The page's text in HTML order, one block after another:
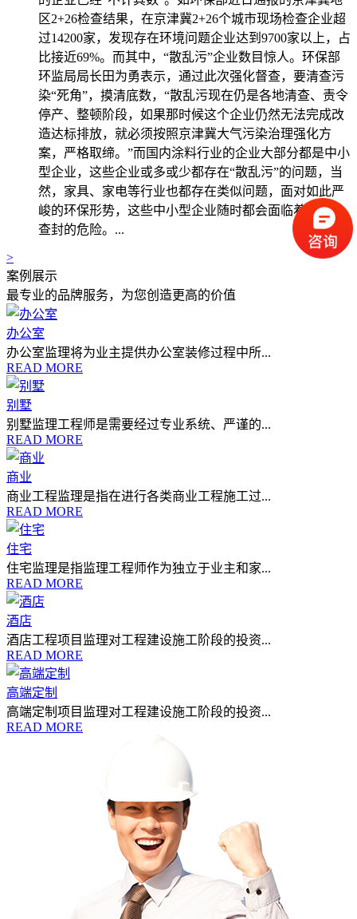
区2+26检查结果，在京津冀2+26个城市现场检查企业超
过14200家，发现存在环境问题企业达到9700家以上，占
比接近69%。而其中，“散乱污”企业数目惊人。环保部
环监局局长田为勇表示，通过此次强化督查，要清查污
染“死角”，摸清底数，“散乱污现在仍是各地清查、责令
停产、整顿阶段，如果那时候这个企业仍然无法完成改
造达标排放，就必须按照京津冀大气污染治理强化方
案，严格取缔。”而国内涂料行业的企业大部分都是中小
型企业，这些企业或多或少都存在“散乱污”的问题，当
然，家具、家电等行业也都存在类似问题，面对如此严
峻的环保形势，这些中小型企业随时都会面临着关停、
查封的危险。...
>
案例展示
最专业的品牌服务，为您创造更高的价值
办公室
办公室监理将为业主提供办公室装修过程中所...
READ MORE
别墅
别墅监理工程师是需要经过专业系统、严谨的...
READ MORE
商业
商业工程监理是指在进行各类商业工程施工过...
READ MORE
住宅
住宅监理是指监理工程师作为独立于业主和家...
READ MORE
酒店
酒店工程项目监理对工程建设施工阶段的投资...
READ MORE
高端定制
高端定制项目监理对工程建设施工阶段的投资...
READ MORE